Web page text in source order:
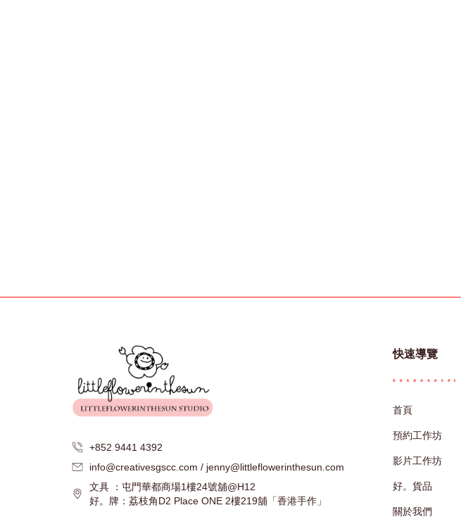
+852 9441 4392
info@creativesgscc.com / jenny@littleflowerinthesun.com
文具 ：屯門華都商場1樓24號舖@H12
好。牌：荔枝角D2 Place ONE 2樓219舖「香港手作」
快速導覽
首頁
預約工作坊
影片工作坊
好。貨品
關於我們